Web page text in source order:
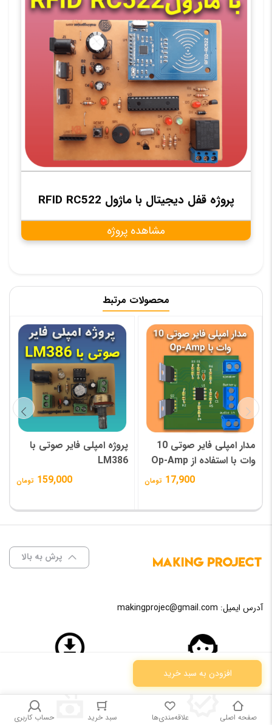
افزودن به سبد خرید
پروژه قفل دیجیتال با ماژول RFID RC522
مشاهده پروژه
محصولات مرتبط
مدار امپلی فایر صوتی 10
وات با استفاده از Op-Amp
و ترانزیستورهای قدرت
17,900 تومان
پروژه امپلی فایر صوتی با
LM386
159,000 تومان
پرش به بالا
آدرس ایمیل: makingprojec@gmail.com
3 ماه پشتیبانی
صفحه اصلی علاقه‌مندی‌ها سبد خرید حساب کاربری